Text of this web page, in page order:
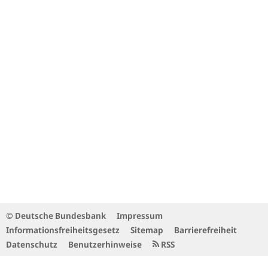
© Deutsche Bundesbank
Impressum
Informationsfreiheitsgesetz
Sitemap
Barrierefreiheit
Datenschutz
Benutzerhinweise RSS